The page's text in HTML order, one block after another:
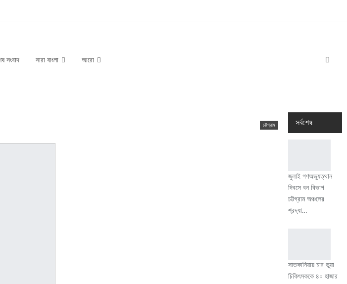
সংবাদ সারা বাংলা আরো
চট্টগ্রাম সর্বশেষ
জুলাই গণঅভ্যুত্থান
দিবসে বন বিভাগ
চট্টগ্রাম অঞ্চলের
শ্রদ্ধা…
সাতকানিয়ায় চার ভুয়া
চিকিৎসককে ৪০ হাজার